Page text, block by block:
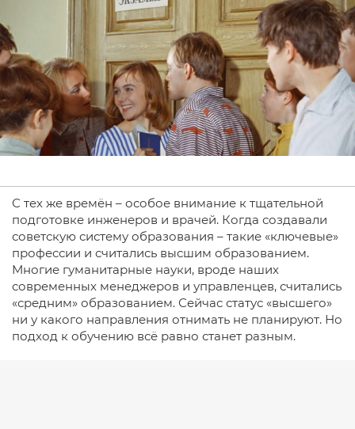
С тех же времён – особое внимание к тщательной
подготовке инженеров и врачей. Когда создавали
советскую систему образования – такие «ключевые»
профессии и считались высшим образованием.
Многие гуманитарные науки, вроде наших
современных менеджеров и управленцев, считались
«средним» образованием. Сейчас статус «высшего»
ни у какого направления отнимать не планируют. Но
подход к обучению всё равно станет разным.